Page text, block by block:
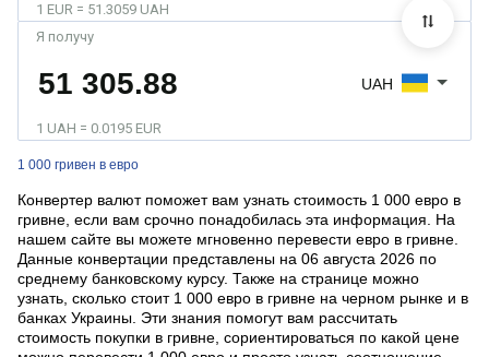
1 000 гривен в евро
1 EUR = 51.3059 UAH
Я получу
1 UAH = 0.0195 EUR
UAH
Конвертер валют поможет вам узнать стоимость 1 000 евро в
гривне, если вам срочно понадобилась эта информация. На
нашем сайте вы можете мгновенно перевести евро в гривне.
Данные конвертации представлены на 06 августа 2026 по
среднему банковскому курсу. Также на странице можно
узнать, сколько стоит 1 000 евро в гривне на черном рынке и в
банках Украины. Эти знания помогут вам рассчитать
стоимость покупки в гривне, сориентироваться по какой цене